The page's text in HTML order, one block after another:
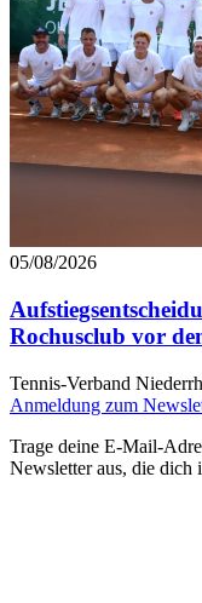
05/08/2026
Rochusclub vor
Tennis-Verband
Anmeldung zum
Trage deine E-Mail-
Newsletter aus, die dich